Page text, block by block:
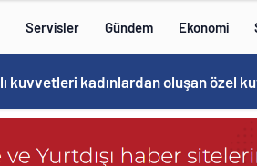
Servisler Gündem Ekonomi